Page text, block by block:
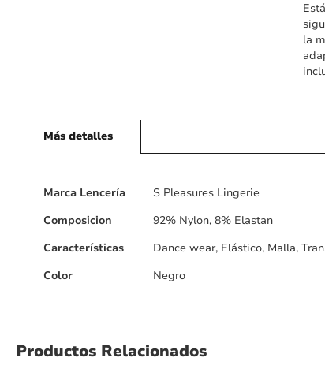
la
Más detalles
Más
Marca Lencería
S Pleasures Lingerie
Composicion
92% Nylon, 8% Elastan
Características
Dance wear, Elástico, Malla,
Color
Negro
Productos Relacionados